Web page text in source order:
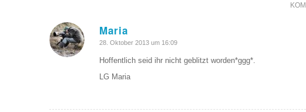
Maria
sagte:
28. Oktober 2013 um 16:09
Hoffentlich seid ihr nicht geblitzt worden*ggg*.
LG Maria